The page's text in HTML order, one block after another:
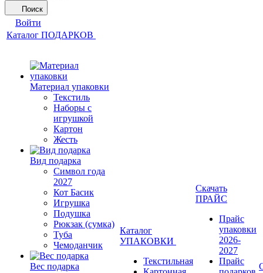
Поиск
Войти
Каталог ПОДАРКОВ
Материал упаковки
Текстиль
Наборы с
игрушкой
Картон
Жесть
Вид подарка
Символ года
2027
Кот Басик
Игрушка
Подушка
Рюкзак (сумка)
Туба
Чемоданчик
Вес подарка
Каталог
УПАКОВКИ
Текстильная
Скачать
ПРАЙС
Прайс
упаковки
2026-
2027
Прайс